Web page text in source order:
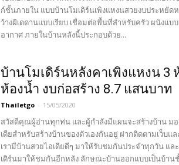
ก์ชั้นภายใน แบบบ้านโมเดิร์นเพิงแหงนสวยงบประหยัด
ว้างฝ้เดดานแบบเรียบ เชื่อมต่อพื้นที่สำหรับครัว ผนังแบ
อากาศ ภายในบ้านหลังนี้ประกอบด้วย...
บ้านโมเดิร์นหลังคาเพิงแหงน 3
ห้องน้ำ งบก่อสร้าง 8.7 แสนบาท
Thailetgo - 15/05/2020
สวัสดีคุณผู้อ่านทุกท่น และผู้กำลังมีแผนจะสร้างบ้าน ม
เดียสำหรับสร้างบ้านของตัวเองกันอยู่ ฝากติดตามเว็บแ
เรามีบ้านสวยไอเดียดีๆ มาให้รับชมกันประจำทุกวัน แ
เดิร์นมาให้ชมกันอีกหลัง ลักษณะบ้านออกแบบเป็นบ้าน